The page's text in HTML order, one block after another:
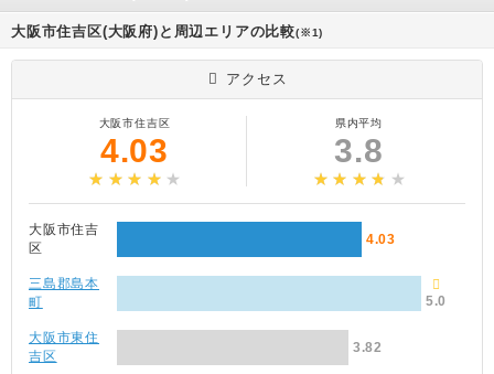
大阪市住吉区(大阪府)と周辺エリアの比較(※1)
アクセス
大阪市住吉区
4.03
県内平均
3.8
大阪市住吉
区
4.03
三島郡島本
町
5.0
大阪市東住
吉区
3.82